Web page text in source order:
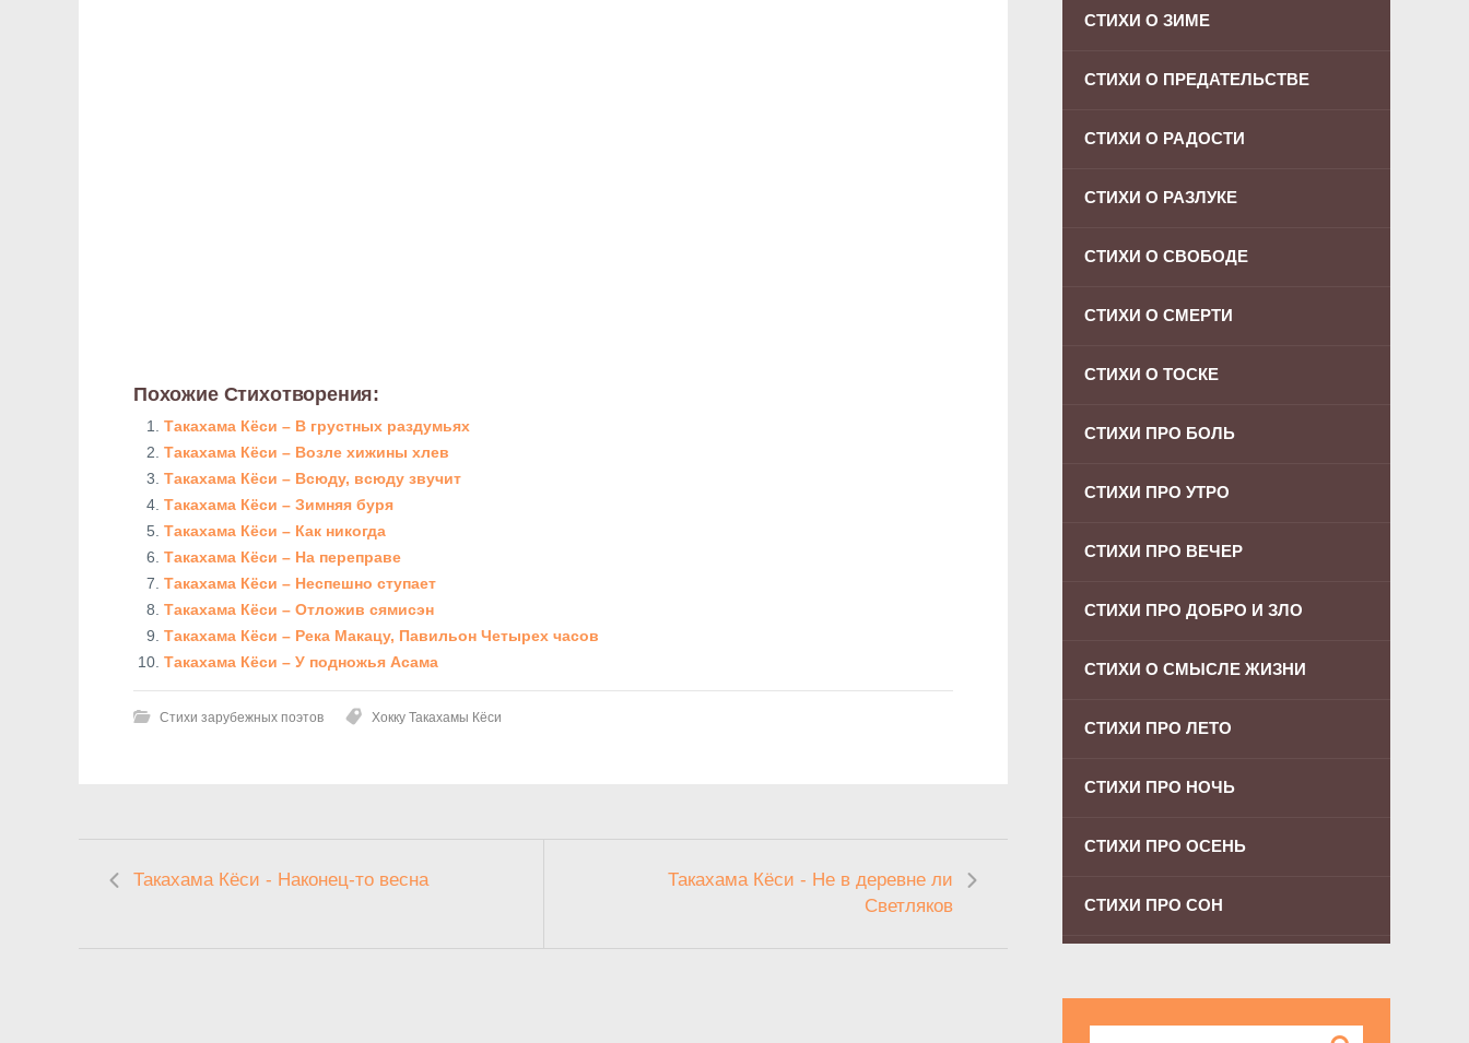
Похожие Стихотворения:
Такахама Кёси – В грустных раздумьях
Такахама Кёси – Возле хижины хлев
Такахама Кёси – Всюду, всюду звучит
Такахама Кёси – Зимняя буря
Такахама Кёси – Как никогда
Такахама Кёси – На переправе
Такахама Кёси – Неспешно ступает
Такахама Кёси – Отложив сямисэн
Такахама Кёси – Река Макацу, Павильон Четырех часов
Такахама Кёси – У подножья Асама
Стихи зарубежных поэтов Хокку Такахамы Кёси
Такахама Кёси - Наконец-то весна
Такахама Кёси - Не в деревне ли
Светляков
СТИХИ О ЗИМЕ
СТИХИ О ПРЕДАТЕЛЬСТВЕ
СТИХИ О РАДОСТИ
СТИХИ О РАЗЛУКЕ
СТИХИ О СВОБОДЕ
СТИХИ О СМЕРТИ
СТИХИ О ТОСКЕ
СТИХИ ПРО БОЛЬ
СТИХИ ПРО УТРО
СТИХИ ПРО ВЕЧЕР
СТИХИ ПРО ДОБРО И ЗЛО
СТИХИ О СМЫСЛЕ ЖИЗНИ
СТИХИ ПРО ЛЕТО
СТИХИ ПРО НОЧЬ
СТИХИ ПРО ОСЕНЬ
СТИХИ ПРО СОН